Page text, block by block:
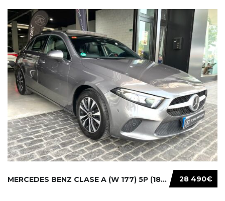
28 490€
MERCEDES BENZ CLASE A (W 177) 5P (18-) 2020....